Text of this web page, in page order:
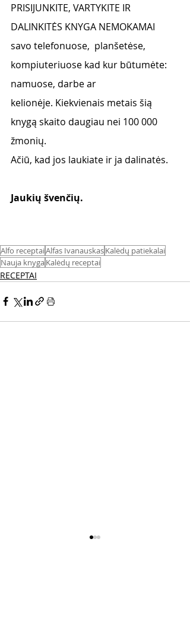
PRISIJUNKITE, VARTYKITE IR
DALINKITĖS KNYGA NEMOKAMAI
savo telefonuose,  planšetėse,
kompiuteriuose kad kur būtumėte:
namuose, darbe ar
kelionėje. Kiekvienais metais šią
knygą skaito daugiau nei 100 000
žmonių.
Ačiū, kad jos laukiate ir ja dalinatės.
Jaukių švenčių.
Alfo receptaiAlfas IvanauskasKalėdų patiekalai
Nauja knygaKalėdų receptai
RECEPTAI